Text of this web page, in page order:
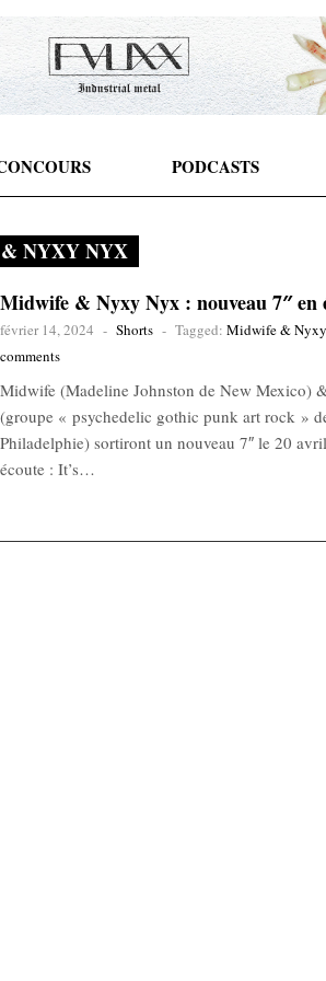
PODCASTS
NYXY NYX
Midwife & Nyxy Nyx : nouveau 7″ en
février 14, 2024 - Shorts - Tagged: Midwife &
comments
Midwife (Madeline Johnston de New Mexico)
(groupe « psychedelic gothic punk art rock »
Philadelphie) sortiront un nouveau 7″ le 20
écoute : It’s…